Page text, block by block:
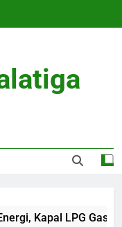
Kapal LPG Gas